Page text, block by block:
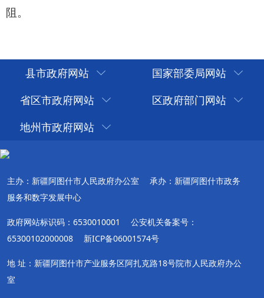
县市政府网站
国家部委局网站
省区市政府网站
区政府部门网站
地州市政府网站
主办：新疆阿图什市人民政府办公室
承办：新疆阿图什市政务
服务和数字发展中心
政府网站标识码：6530010001
公安机关备案号：
65300102000008
新ICP备06001574号
地 址：新疆阿图什市产业服务区阿扎克路18号院市人民政府办公
室